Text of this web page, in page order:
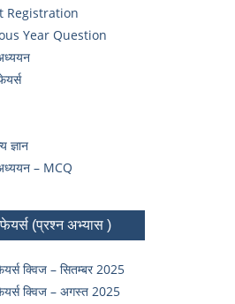
Registration
Year Question
ज्ञान
अध्ययन – MCQ
(प्रश्न अभ्यास )
क्विज – सितम्बर 2025
क्विज – अगस्त 2025